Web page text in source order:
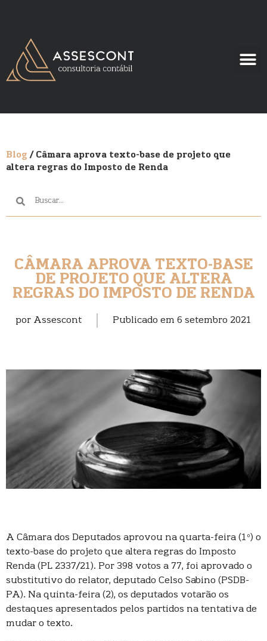
Blog/ Câmara aprova texto-base de projeto que
altera regras do Imposto de Renda
CÂMARA APROVA TEXTO-BASE
DE PROJETO QUE ALTERA
REGRAS DO IMPOSTO DE RENDA
por Assescont Publicado em 6 setembro 2021
A Câmara dos Deputados aprovou na quarta-feira (1º) o
texto-base do projeto que altera regras do Imposto
Renda (PL 2337/21). Por 398 votos a 77, foi aprovado o
substitutivo do relator, deputado Celso Sabino (PSDB-
PA). Na quinta-feira (2), os deputados votarão os
destaques apresentados pelos partidos na tentativa de
mudar o texto.